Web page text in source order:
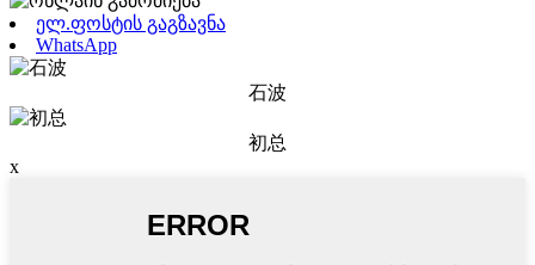
ელ.ფოსტის გაგზავნა
WhatsApp
石波
初总
x